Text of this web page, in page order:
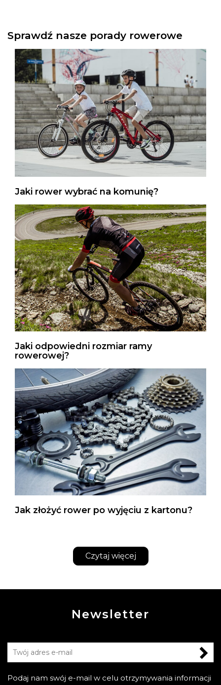
Sprawdź nasze porady rowerowe
Jaki rower wybrać na komunię?
Jaki odpowiedni rozmiar ramy
rowerowej?
Jak złożyć rower po wyjęciu z kartonu?
Czytaj więcej
Newsletter
Podaj nam swój e-mail w celu otrzymywania informacji